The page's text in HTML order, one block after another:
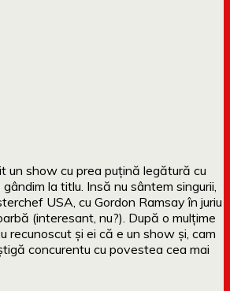
un show cu prea puțină legătură cu
la titlu. Insă nu sântem singurii,
USA, cu Gordon Ramsay în juriu
(interesant, nu?). După o mulțime
recunoscut și ei că e un show și, cam
concurentu cu povestea cea mai